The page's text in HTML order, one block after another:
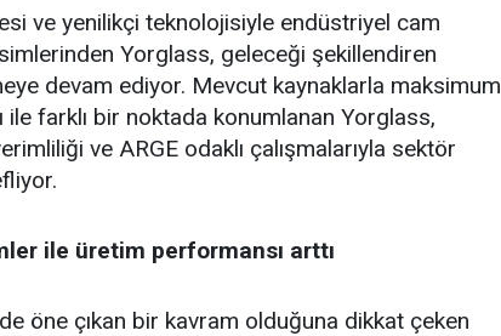
ve yenilikçi teknolojisiyle endüstriyel cam
Yorglass, geleceği şekillendiren
devam ediyor. Mevcut kaynaklarla maksimum
ile farklı bir noktada konumlanan Yorglass,
ve ARGE odaklı çalışmalarıyla sektör
ile üretim performansı arttı
öne çıkan bir kavram olduğuna dikkat çeken